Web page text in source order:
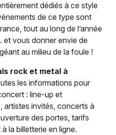
dédiés à ce style
de ce type sont
tout au long de l’année
vous donner envie de
au milieu de la foule !
rock et metal à
les informations pour
: line-up et
artistes invités, concerts à
des portes, tarifs
la billetterie en ligne.